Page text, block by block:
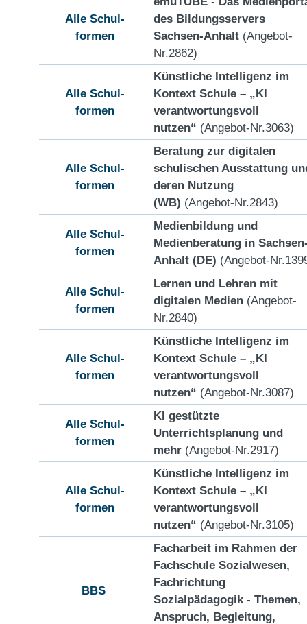
Alle Schul-
formen
des Bildungsservers
Sachsen-Anhalt (Angebot-
Nr.2862)
Alle Schul-
formen
Künstliche Intelligenz im
Kontext Schule – „KI
verantwortungsvoll
nutzen“ (Angebot-Nr.3063)
Alle Schul-
formen
Beratung zur digitalen
schulischen Ausstattung
deren Nutzung
(WB) (Angebot-Nr.2843)
Alle Schul-
formen
Medienbildung und
Medienberatung in
Anhalt (DE) (Angebot-
Alle Schul-
formen
Lernen und Lehren mit
digitalen Medien (Angebot-
Nr.2840)
Alle Schul-
formen
Künstliche Intelligenz im
Kontext Schule – „KI
verantwortungsvoll
nutzen“ (Angebot-Nr.3087)
Alle Schul-
formen
KI gestützte
Unterrichtsplanung und
mehr (Angebot-Nr.2917)
Alle Schul-
formen
Künstliche Intelligenz im
Kontext Schule – „KI
verantwortungsvoll
nutzen“ (Angebot-Nr.3105)
BBS
Facharbeit im Rahmen der
Fachschule Sozialwesen,
Fachrichtung
Sozialpädagogik - Themen,
Anspruch, Begleitung,